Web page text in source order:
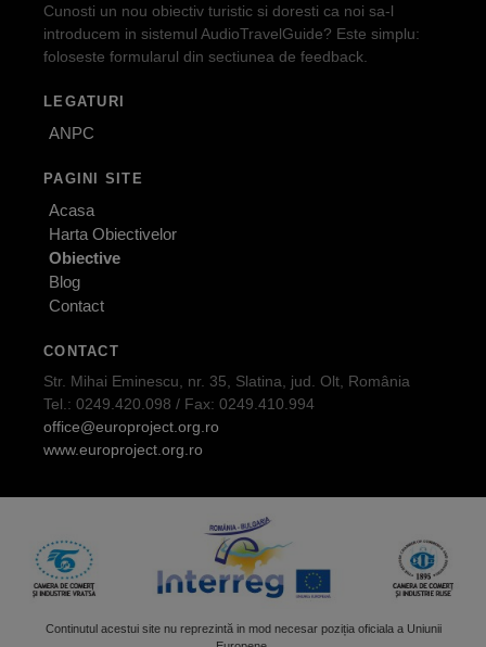
Cunosti un nou obiectiv turistic si doresti ca noi sa-l
introducem in sistemul AudioTravelGuide? Este simplu:
foloseste formularul din sectiunea de feedback.
LEGATURI
ANPC
PAGINI SITE
Acasa
Harta Obiectivelor
Obiective
Blog
Contact
CONTACT
Str. Mihai Eminescu, nr. 35, Slatina, jud. Olt, România
Tel.: 0249.420.098 / Fax: 0249.410.994
office@europroject.org.ro
www.europroject.org.ro
Continutul acestui site nu reprezintă in mod necesar poziția oficiala a Uniunii